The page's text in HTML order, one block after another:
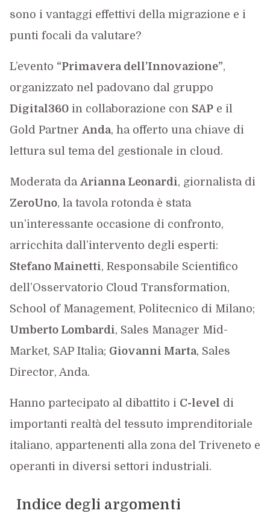
sono i vantaggi effettivi della migrazione e i
punti focali da valutare?
L’evento “Primavera dell’Innovazione”,
organizzato nel padovano dal gruppo
Digital360in collaborazione con SAPe il
Gold Partner Anda, ha offerto una chiave di
lettura sul tema del gestionale in cloud.
Moderata da Arianna Leonardi, giornalista di
ZeroUno, la tavola rotonda è stata
un’interessante occasione di confronto,
arricchita dall’intervento degli esperti:
Stefano Mainetti, Responsabile Scientifico
dell’Osservatorio Cloud Transformation,
School of Management, Politecnico di Milano;
Umberto Lombardi, Sales Manager Mid-
Market, SAP Italia; Giovanni Marta, Sales
Director, Anda.
Hanno partecipato al dibattito i C-level di
importanti realtà del tessuto imprenditoriale
italiano, appartenenti alla zona del Triveneto e
operanti in diversi settori industriali.
Indice degli argomenti